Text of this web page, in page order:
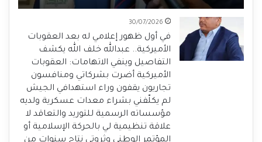
30/07/2026
في أول ظهور إعلامي له بعد العقوبات
الأميركية.. عبدالله خلف الله يكشف
التفاصيل وينفي الاتهامات: العقوبات
الأميركية أضرت بشركاتي ومنافسون
تجاريون يقفون وراء استهدافي الجيش
لم يكلّفني بشراء معدات عسكرية ولديه
مؤسساته الرسمية للتوريد والتعاقد لا
علاقة تنظيمية لي بالحركة الإسلامية أو